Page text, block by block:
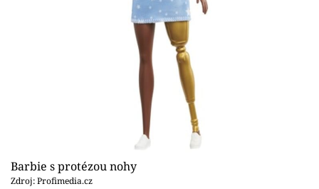
Barbie s protézou nohy
Zdroj: Profimedia.cz